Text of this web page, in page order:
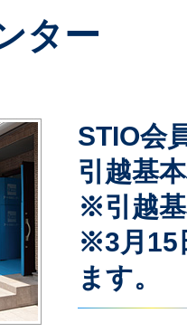
ター
STIO会
引越基
※引越基
※3月15
ます。